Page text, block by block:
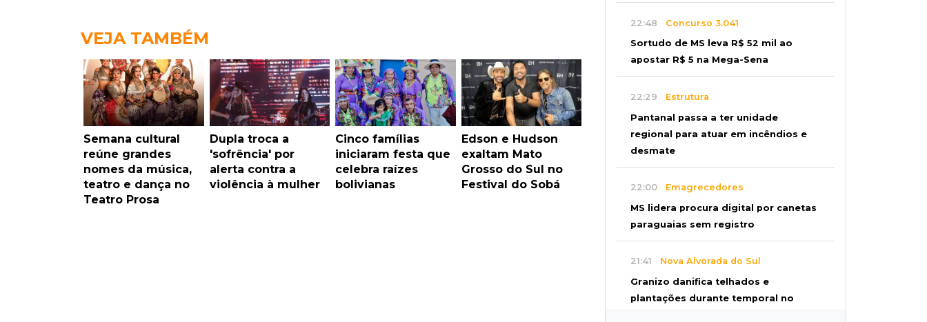
VEJA TAMBÉM
Semana cultural
reúne grandes
nomes da música,
teatro e dança no
Teatro Prosa
Dupla troca a
'sofrência' por
alerta contra a
violência à mulher
Cinco famílias
iniciaram festa que
celebra raízes
bolivianas
Edson e Hudson
exaltam Mato
Grosso do Sul no
Festival do Sobá
22:48 Concurso 3.041
Sortudo de MS leva R$ 52 mil ao
apostar R$ 5 na Mega-Sena
22:29 Estrutura
Pantanal passa a ter unidade
regional para atuar em incêndios e
desmate
22:00 Emagrecedores
MS lidera procura digital por canetas
paraguaias sem registro
21:41 Nova Alvorada do Sul
Granizo danifica telhados e
plantações durante temporal no